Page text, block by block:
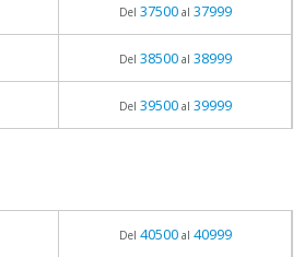
Del 37500al 37999
Del 38500al 38999
Del 39500al 39999
Del 40500al 40999